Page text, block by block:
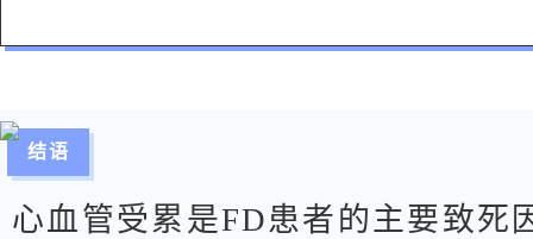
结语
心血管受累是FD患者的主要致死